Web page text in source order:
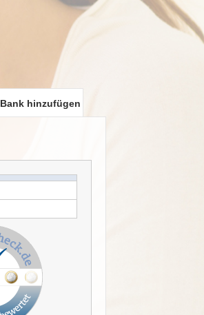
Bank hinzufügen